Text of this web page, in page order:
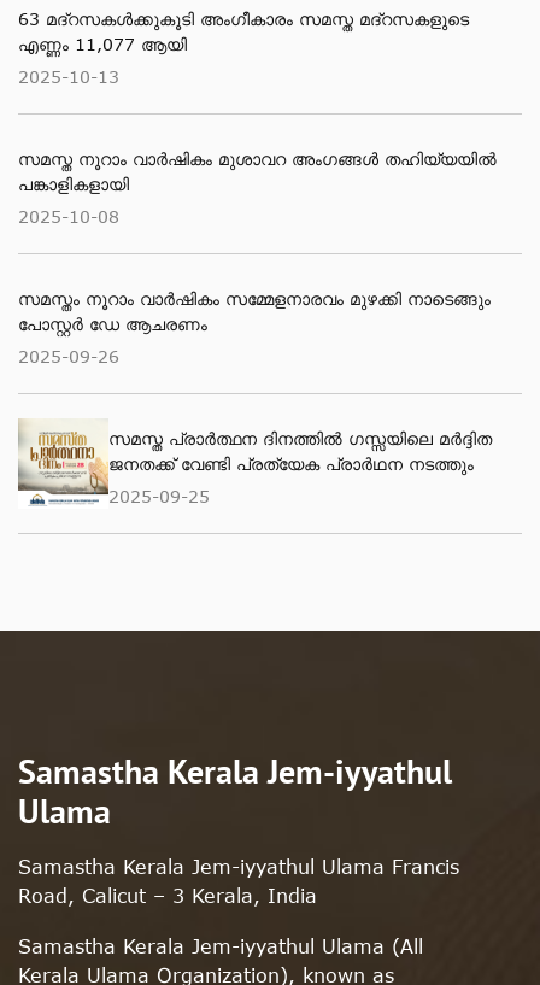
63 മദ്റസകള്‍ക്കുകൂടി അംഗീകാരം സമസ്ത മദ്റസകളുടെ
എണ്ണം 11,077 ആയി
2025-10-13
സമസ്ത നൂറാം വാർഷികം മുശാവറ അംഗങ്ങൾ തഹിയ്യയിൽ
പങ്കാളികളായി
2025-10-08
സമസ്തം നൂറാം വാർഷികം സമ്മേളനാരവം മുഴക്കി നാടെങ്ങും
പോസ്റ്റർ ഡേ ആചരണം
2025-09-26
സമസ്ത പ്രാർത്ഥന ദിനത്തിൽ ഗസ്സയിലെ മർദ്ദിത
ജനതക്ക് വേണ്ടി പ്രത്യേക പ്രാർഥന നടത്തും
2025-09-25
Samastha Kerala Jem-iyyathul
Ulama
Samastha Kerala Jem-iyyathul Ulama Francis
Road, Calicut – 3 Kerala, India
Samastha Kerala Jem-iyyathul Ulama (All
Kerala Ulama Organization), known as